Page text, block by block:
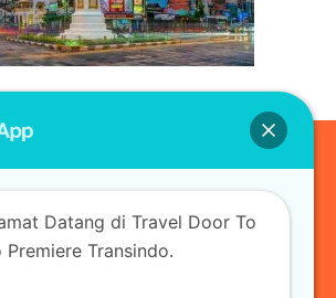
Datang di Travel Door To
Premiere Transindo.